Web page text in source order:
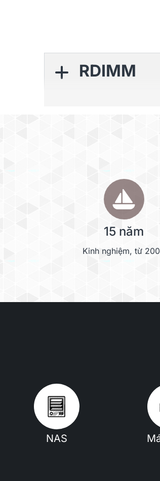
RDIMM
15 năm
Kinh nghiệm, từ
NAS